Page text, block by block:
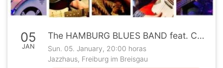
05
JAN
The HAMBURG BLUES BAND feat. Chris Farlowe & Krissy Matthews
Sun. 05. January, 20:00 horas
Jazzhaus, Freiburg im Breisgau